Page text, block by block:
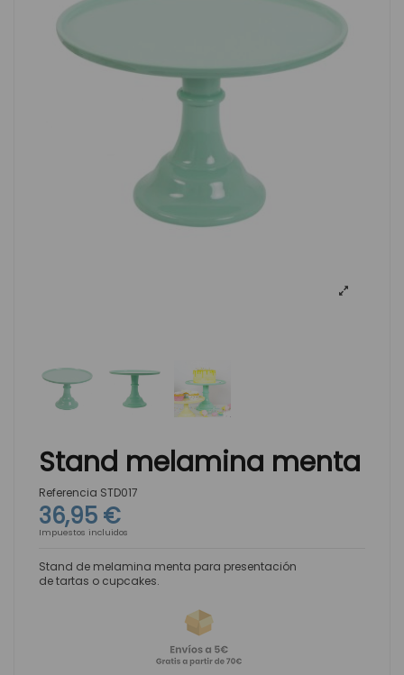
Stand melamina menta
Referencia STD017
36,95 €
Impuestos incluidos
Stand de melamina menta para presentación
de tartas o cupcakes.